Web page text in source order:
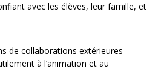
avec les élèves, leur famille, et
de collaborations extérieures
à l’animation et au